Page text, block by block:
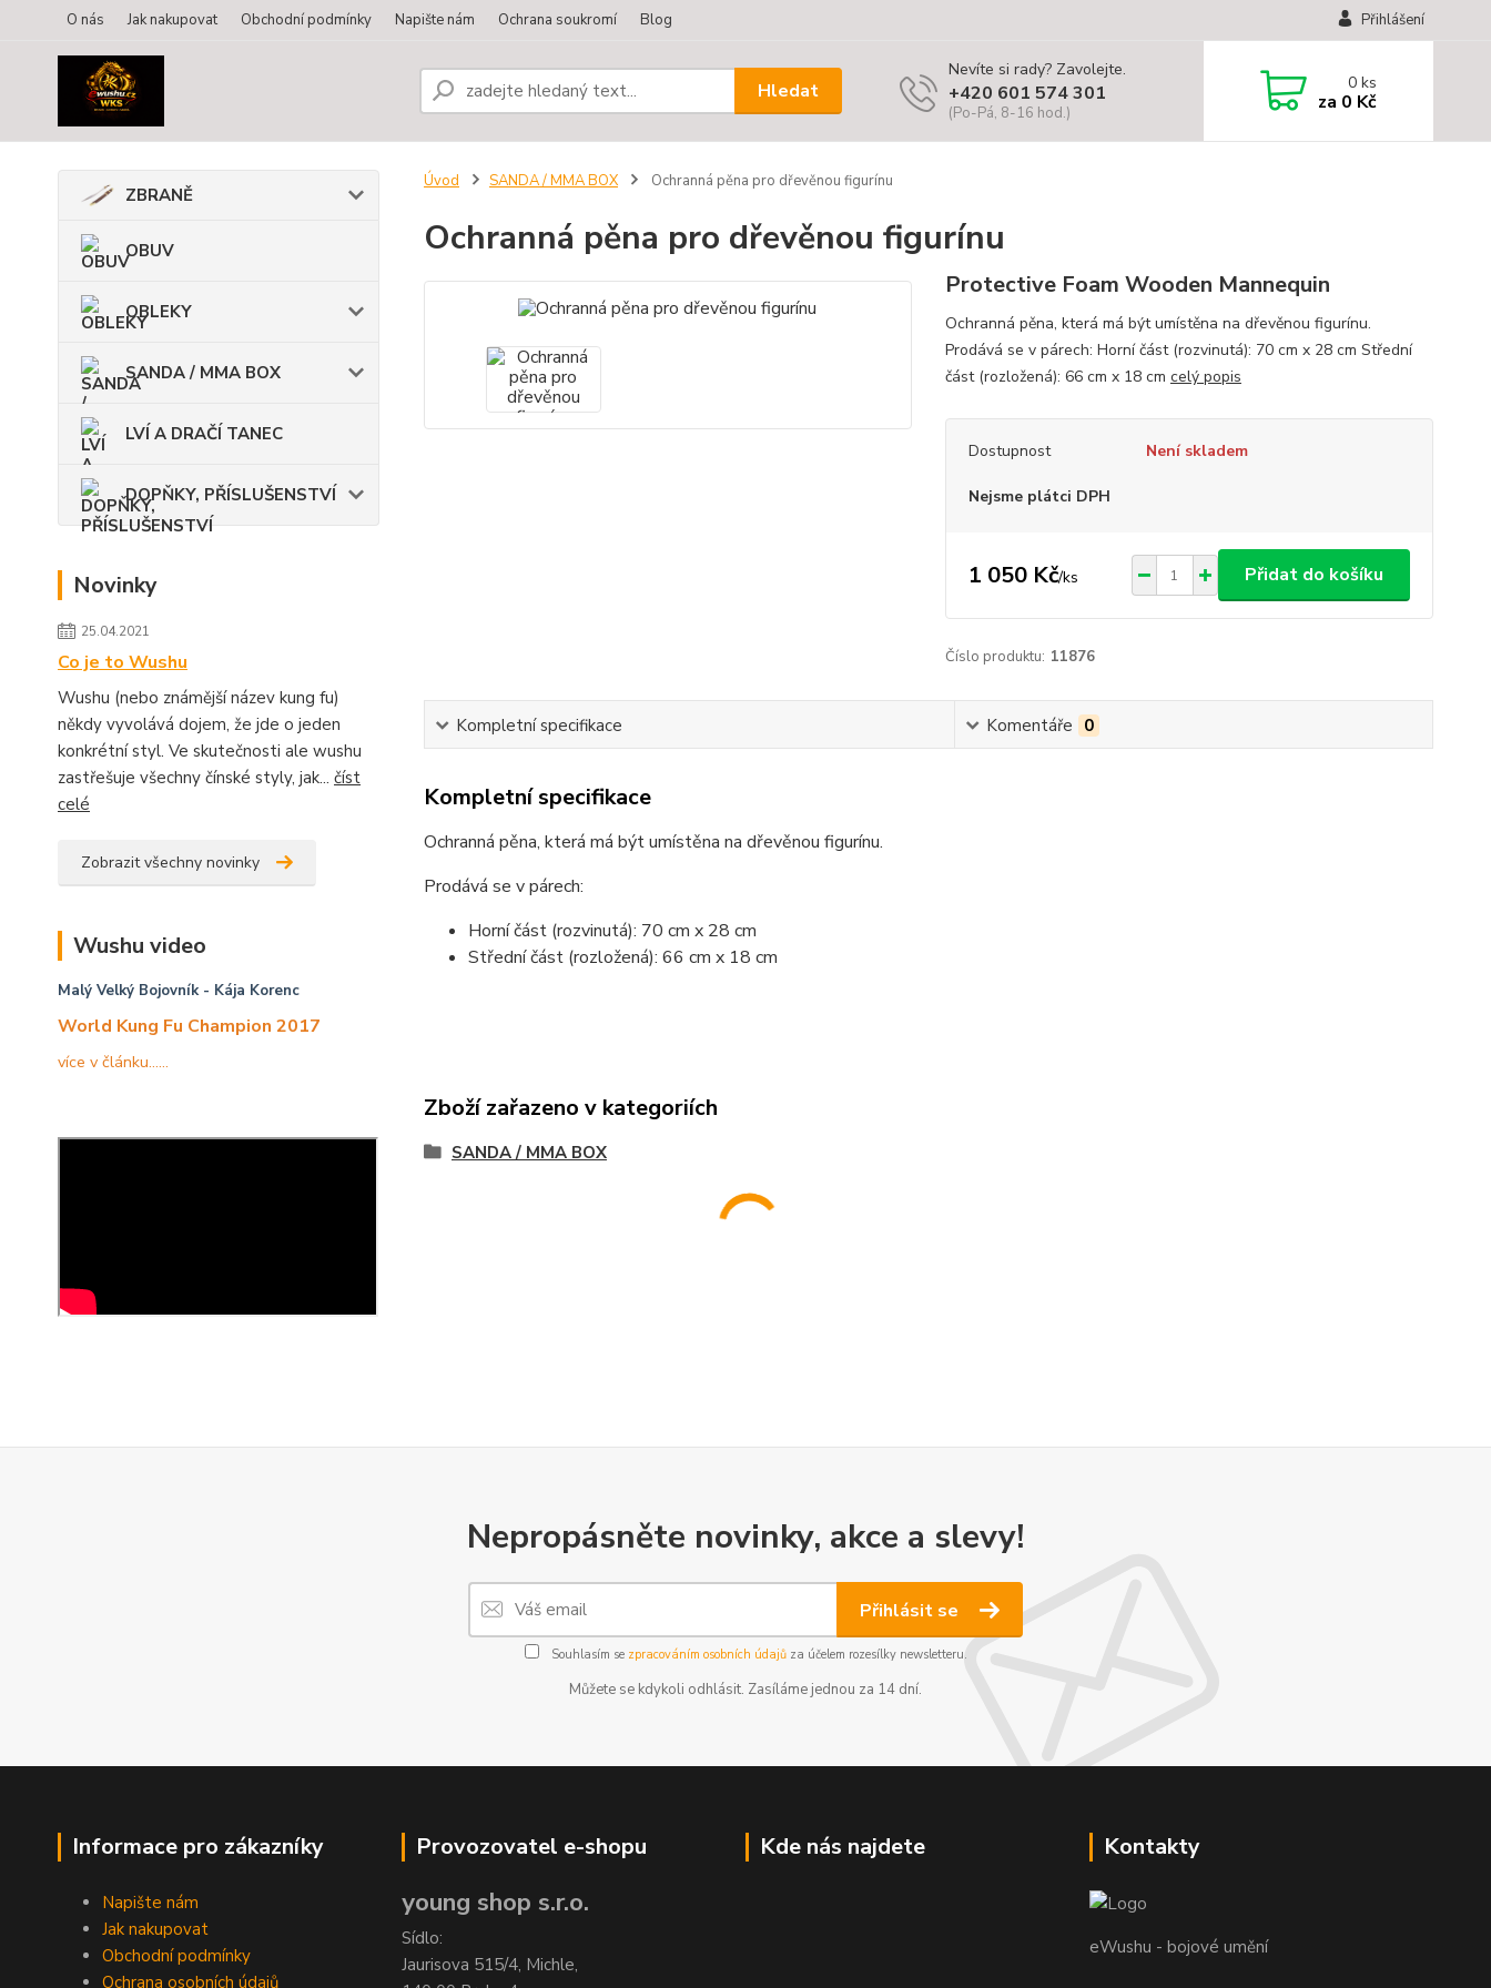
O nás Jak nakupovat Obchodní podmínky Napište nám Ochrana soukromí Blog Přihlášení
Hledat
Nevíte si rady? Zavolejte.
+420 601 574 301
(Po-Pá, 8-16 hod.)
0ks
za 0 Kč
ZBRANĚ
OBUV
OBLEKY
SANDA / MMA BOX
LVÍ A DRAČÍ TANEC
DOPŇKY, PŘÍSLUŠENSTVÍ
Novinky
25.04.2021
Co je to Wushu
Wushu (nebo známější název kung fu)
někdy vyvolává dojem, že jde o jeden
konkrétní styl. Ve skutečnosti ale wushu
zastřešuje všechny čínské styly, jak... číst
celé
Zobrazit všechny novinky
Wushu video
Malý Velký Bojovník- Kája Korenc
World Kung Fu Champion 2017
více v článku......
Úvod SANDA / MMA BOX Ochranná pěna pro dřevěnou figurínu
Ochranná pěna pro dřevěnou figurínu
Protective Foam Wooden Mannequin
Ochranná pěna, která má být umístěna na dřevěnou figurínu.
Prodává se v párech: Horní část (rozvinutá): 70 cm x 28 cm Střední
část (rozložená): 66 cm x 18 cm celý popis
Dostupnost Není skladem
Nejsme plátci DPH
1 050 Kč/ks Přidat do košíku
Číslo produktu: 11876
Kompletní specifikace Komentáře 0
Kompletní specifikace
Ochranná pěna, která má být umístěna na dřevěnou figurínu.
Prodává se v párech:
Horní část (rozvinutá): 70 cm x 28 cm
Střední část (rozložená): 66 cm x 18 cm
Zboží zařazeno v kategoriích
SANDA / MMA BOX
Nepropásněte novinky, akce a slevy!
Přihlásit se
Souhlasím se zpracováním osobních údajůza účelem rozesílky newsletteru.
Můžete se kdykoli odhlásit. Zasíláme jednou za 14 dní.
Informace pro zákazníky
Napište nám
Jak nakupovat
Obchodní podmínky
Ochrana osobních údajů
Provozovatel e-shopu
young shop s.r.o.
Sídlo:
Jaurisova 515/4, Michle,
Kde nás najdete Kontakty
eWushu - bojové umění